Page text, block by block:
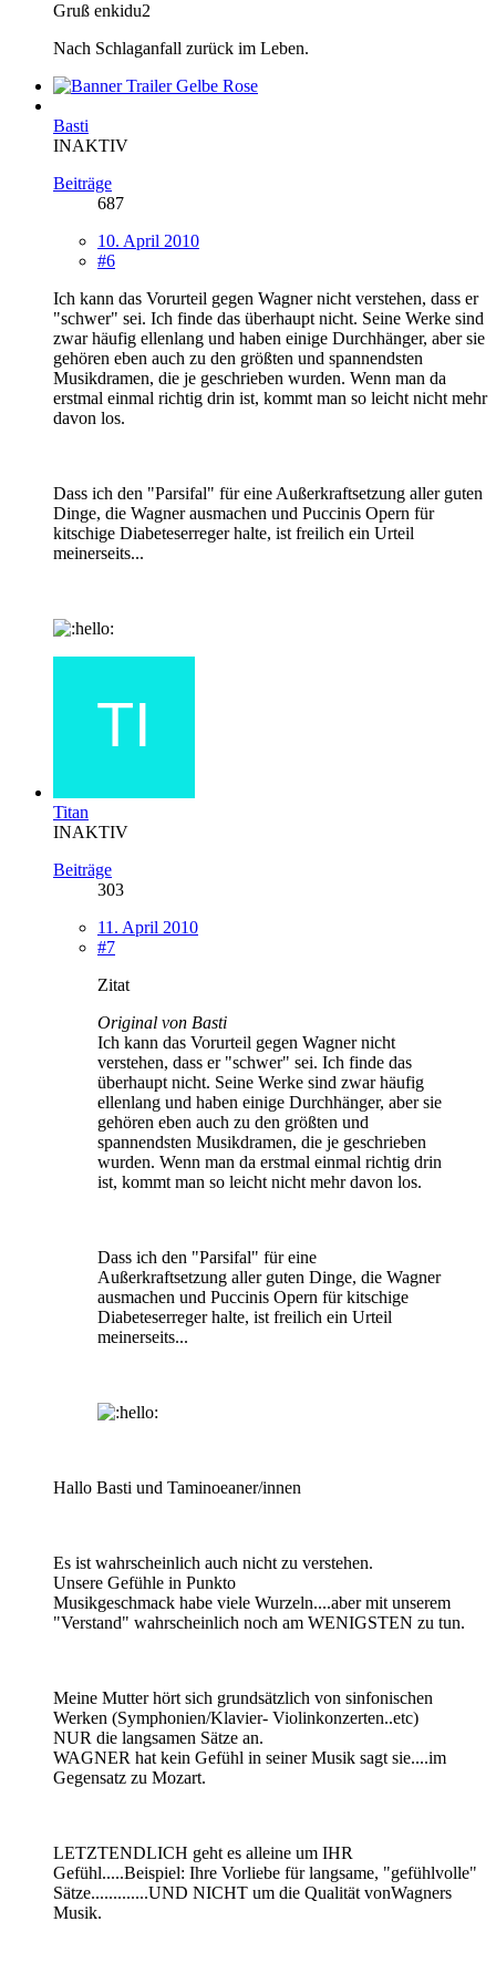
Gruß enkidu2
Nach Schlaganfall zurück im Leben.
Basti
INAKTIV
Beiträge
687
10. April 2010
#6
Ich kann das Vorurteil gegen Wagner nicht verstehen, dass er
"schwer" sei. Ich finde das überhaupt nicht. Seine Werke sind
zwar häufig ellenlang und haben einige Durchhänger, aber sie
gehören eben auch zu den größten und spannendsten
Musikdramen, die je geschrieben wurden. Wenn man da
erstmal einmal richtig drin ist, kommt man so leicht nicht mehr
davon los.
Dass ich den "Parsifal" für eine Außerkraftsetzung aller guten
Dinge, die Wagner ausmachen und Puccinis Opern für
kitschige Diabeteserreger halte, ist freilich ein Urteil
meinerseits...
Titan
INAKTIV
Beiträge
303
11. April 2010
#7
Zitat
Original von Basti
Ich kann das Vorurteil gegen Wagner nicht
verstehen, dass er "schwer" sei. Ich finde das
überhaupt nicht. Seine Werke sind zwar häufig
ellenlang und haben einige Durchhänger, aber sie
gehören eben auch zu den größten und
spannendsten Musikdramen, die je geschrieben
wurden. Wenn man da erstmal einmal richtig drin
ist, kommt man so leicht nicht mehr davon los.
Dass ich den "Parsifal" für eine
Außerkraftsetzung aller guten Dinge, die Wagner
ausmachen und Puccinis Opern für kitschige
Diabeteserreger halte, ist freilich ein Urteil
meinerseits...
Hallo Basti und Taminoeaner/innen
Es ist wahrscheinlich auch nicht zu verstehen.
Unsere Gefühle in Punkto
Musikgeschmack habe viele Wurzeln....aber mit unserem
"Verstand" wahrscheinlich noch am WENIGSTEN zu tun.
Meine Mutter hört sich grundsätzlich von sinfonischen
Werken (Symphonien/Klavier- Violinkonzerten..etc)
NUR die langsamen Sätze an.
WAGNER hat kein Gefühl in seiner Musik sagt sie....im
Gegensatz zu Mozart.
LETZTENDLICH geht es alleine um IHR
Gefühl.....Beispiel: Ihre Vorliebe für langsame, "gefühlvolle"
Sätze.............UND NICHT um die Qualität vonWagners
Musik.